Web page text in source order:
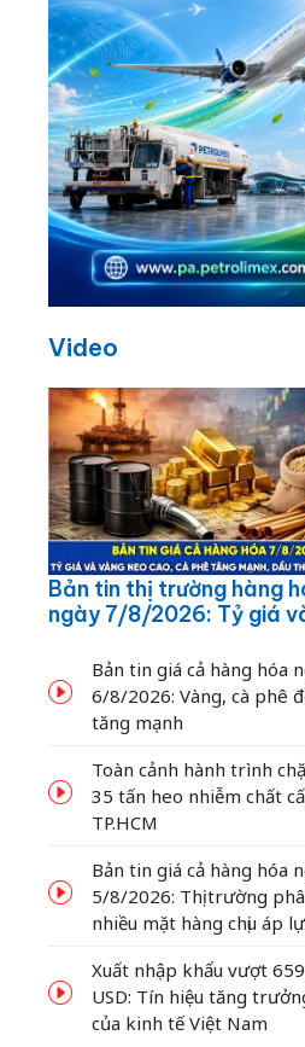
Video
Bản tin thị trường hàng
ngày 7/8/2026: Tỷ giá
dầu thế giới bật tăng
Bản tin giá cả hàng hóa
6/8/2026: Vàng, cà phê
tăng mạnh
Toàn cảnh hành trình
35 tấn heo nhiễm chất
TP.HCM
Bản tin giá cả hàng hóa
5/8/2026: Thị trường
nhiều mặt hàng chịu áp
Xuất nhập khẩu vượt
USD: Tín hiệu tăng
của kinh tế Việt Nam